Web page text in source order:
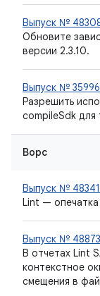
Выпуск №
Обновите
версии 2.3.10.
Выпуск №
Разрешить
compileSdk для
Ворс
Выпуск №
Lint —
Выпуск №
В отчетах Lint
контекстное
смещения в